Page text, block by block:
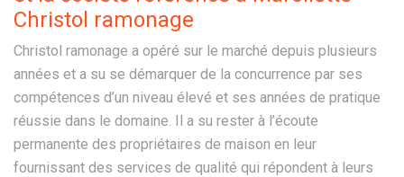
Christol ramonage
Christol ramonage a opéré sur le marché depuis plusieurs
années et a su se démarquer de la concurrence par ses
compétences d’un niveau élevé et ses années de pratique
réussie dans le domaine. Il a su rester à l’écoute
permanente des propriétaires de maison en leur
fournissant des services de qualité qui répondent à leurs